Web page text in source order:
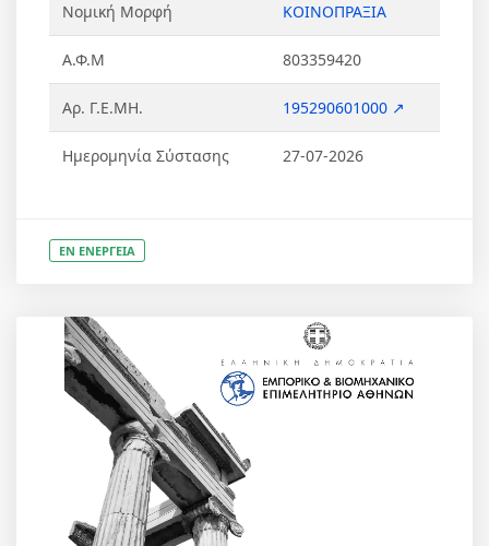
Νομική Μορφή ΚΟΙΝΟΠΡΑΞΙΑ
Α.Φ.Μ 803359420
Αρ. Γ.Ε.ΜΗ. 195290601000 ↗
Ημερομηνία Σύστασης 27-07-2026
ΕΝ ΕΝΕΡΓΕΙΑ